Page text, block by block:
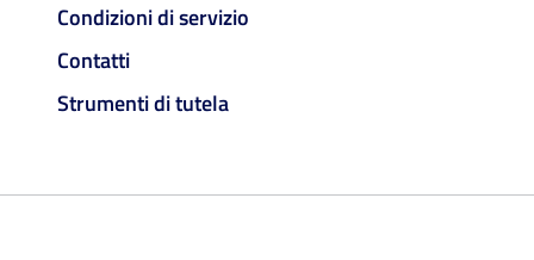
Condizioni di servizio
Contatti
Strumenti di tutela